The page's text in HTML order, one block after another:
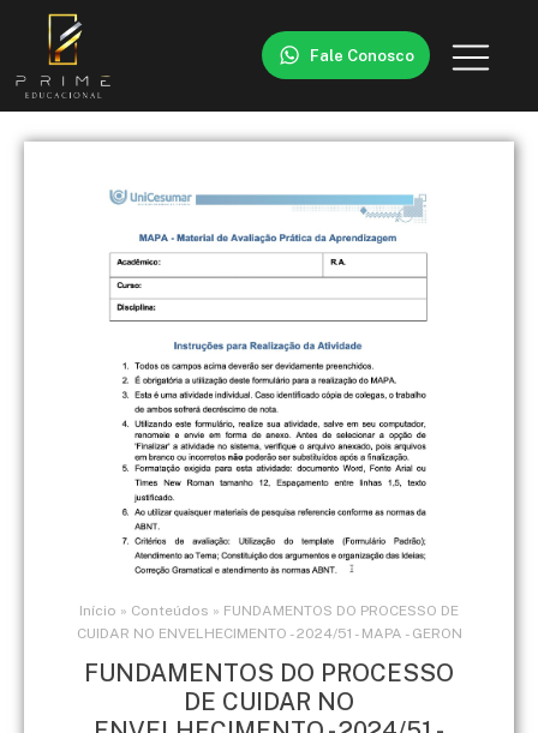
Fale Conosco
Início » Conteúdos » FUNDAMENTOS DO PROCESSO DE
CUIDAR NO ENVELHECIMENTO - 2024/51 - MAPA - GERON
FUNDAMENTOS DO PROCESSO
DE CUIDAR NO